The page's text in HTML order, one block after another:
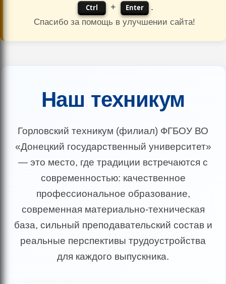
Ctrl + Enter .
Спасибо за помощь в улучшении сайта!
Наш техникум
Горловский техникум (филиал) ФГБОУ ВО
«Донецкий государственный университет»
— это место, где традиции встречаются с
современностью: качественное
профессиональное образование,
современная материально-техническая
база, сильный преподавательский состав и
реальные перспективы трудоустройства
для каждого выпускника.